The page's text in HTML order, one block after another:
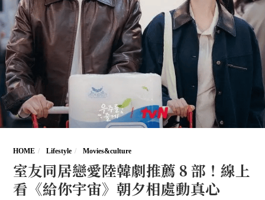
HOME Lifestyle Movies&culture
室友同居戀愛陸韓劇推薦 8 部！線上
看《給你宇宙》朝夕相處動真心